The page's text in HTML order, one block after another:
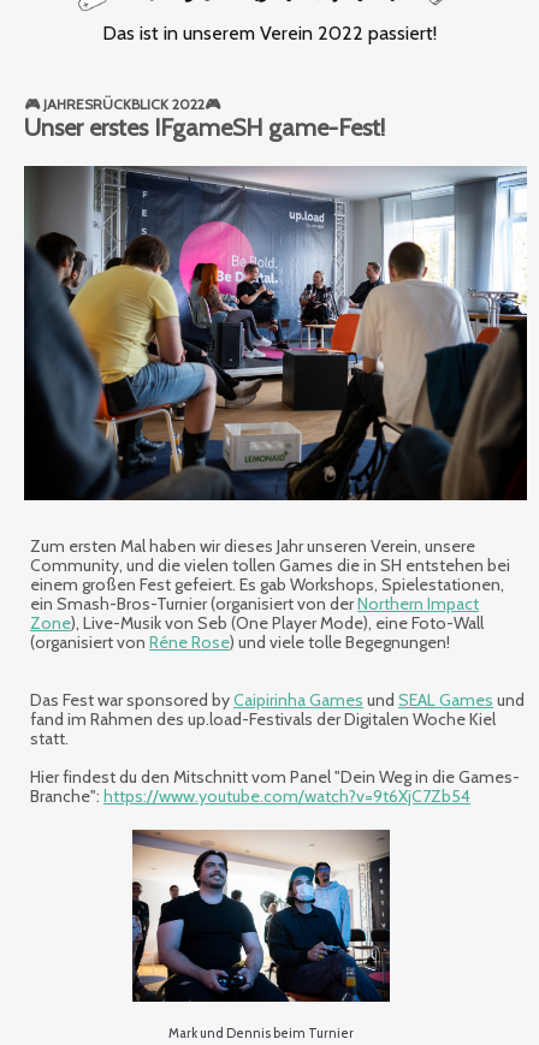
Das ist in unserem Verein 2022 passiert!
🎮 JAHRESRÜCKBLICK 2022🎮
Unser erstes IFgameSH game-Fest!
Zum ersten Mal haben wir dieses Jahr unseren Verein, unsere
Community, und die vielen tollen Games die in SH entstehen bei
einem großen Fest gefeiert. Es gab Workshops, Spielestationen,
ein Smash-Bros-Turnier (organisiert von derNorthern Impact
Zone), Live-Musik von Seb (One Player Mode), eine Foto-Wall
(organisiert von Réne Rose) und viele tolle Begegnungen!
Das Fest war sponsored byCaipirinha Games und SEAL Games und
fand im Rahmen des up.load-Festivals der Digitalen Woche Kiel
statt.
Hier findest du den Mitschnitt vom Panel "Dein Weg in die Games-
Branche": https://www.youtube.com/watch?v=9t6XjC7Zb54
Mark und Dennis beim Turnier